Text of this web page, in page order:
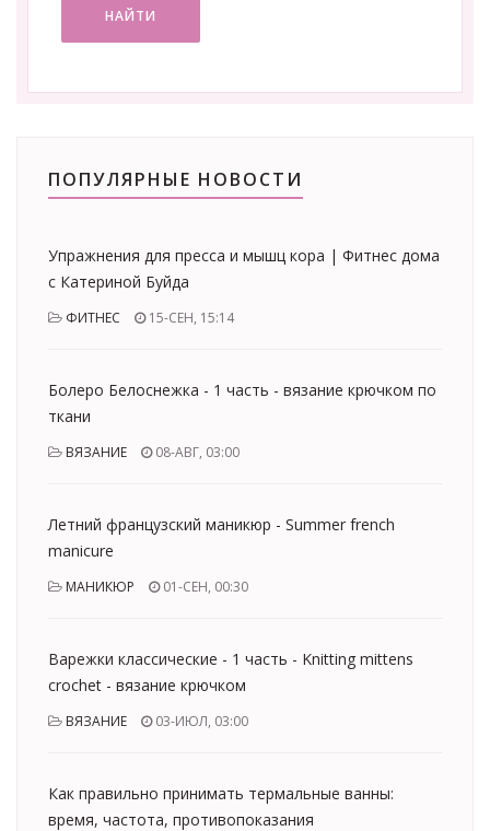
НАЙТИ
ПОПУЛЯРНЫЕ НОВОСТИ
Упражнения для пресса и мышц кора | Фитнес дома
с Катериной Буйда
ФИТНЕС 15-СЕН, 15:14
Болеро Белоснежка - 1 часть - вязание крючком по
ткани
ВЯЗАНИЕ 08-АВГ, 03:00
Летний французский маникюр - Summer french
manicure
МАНИКЮР 01-СЕН, 00:30
Варежки классические - 1 часть - Knitting mittens
crochet - вязание крючком
ВЯЗАНИЕ 03-ИЮЛ, 03:00
Как правильно принимать термальные ванны:
время, частота, противопоказания